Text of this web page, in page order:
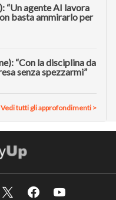
“Un agente AI lavora
basta ammirarlo per
“Con la disciplina da
senza spezzarmi”
Vedi tutti gli approfondimenti >